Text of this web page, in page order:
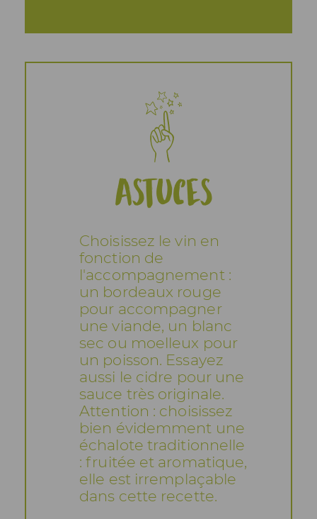
Astuces
Choisissez le vin en
fonction de
l'accompagnement :
un bordeaux rouge
pour accompagner
une viande, un blanc
sec ou moelleux pour
un poisson. Essayez
aussi le cidre pour une
sauce très originale.
Attention : choisissez
bien évidemment une
échalote traditionnelle
: fruitée et aromatique,
elle est irremplaçable
dans cette recette.